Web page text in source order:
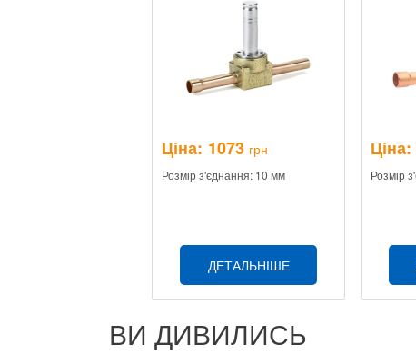
Ціна: 1073 грн
Розмір з'єднання: 10 мм
ДЕТАЛЬНІШЕ
Ціна:
Розмір
ВИ ДИВИЛИСЬ